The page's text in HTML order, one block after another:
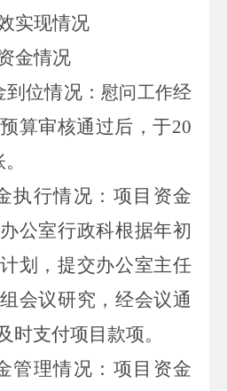
实现情况
金情况
到位情况： 慰问工作经
算审核通过后，于20
执行情况 ： 项目资金
办公室行政科根据年初
划，提交办公室主任
会议研究，经会议通
时支付项目款项。
管理情况 ： 项目资金